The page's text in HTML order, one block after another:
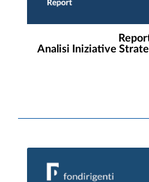
Analisi Iniziative